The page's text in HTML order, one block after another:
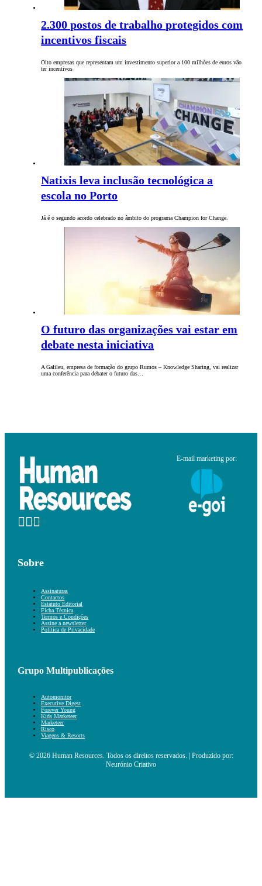
2.300 postos de trabalho protegidos com
incentivos fiscais
Oito empresas que representam um investimento superior a 100 milhões de euros vão
ter incentivos
Natixis leva inclusão tecnológica a
escola no Porto
Já é o segundo acordo celebrado no âmbito do programa Champion for Change.
O futuro das organizações vai estar em
debate nesta iniciativa
A Galileu, empresa de formação do grupo Rumos – Knowledge Sharing, vai realizar
uma conferência para debater o futuro das…
E-mail marketing por:
Sobre
Assinaturas
Contactos
Estatuto Editorial
Ficha Técnica
Termos e Condições
Assine a newsletter
Política de Privacidade
Grupo Multipublicações
Automonitor
Executive Digest
Forever Young
Kids Marketeer
Marketeer
Risco
Viagens & Resorts
© 2026 Human Resources. Todos os direitos reservados. | Produzido por:
Neurónio Criativo